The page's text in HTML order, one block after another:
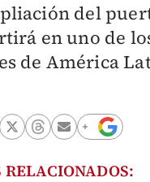
del
en uno de
de América
RELACIONADOS: